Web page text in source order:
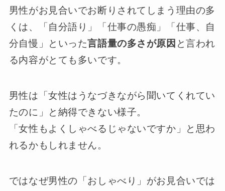
男性がお見合いでお断りされてしまう理由の多
くは、「自分語り」「仕事の愚痴」「仕事、自
分自慢」といった言語量の多さが原因 と言われ
る内容がとても多いです。
男性は「女性はうなづきながら聞いてくれてい
たのに」と納得できない様子。
「女性もよくしゃべるじゃないですか」と思わ
れるかもしれません。
ではなぜ男性の「おしゃべり」がお見合いでは